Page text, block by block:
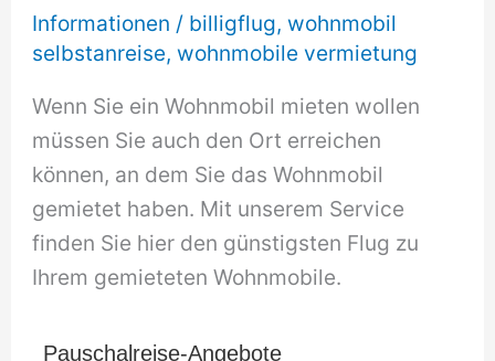
Informationen / billigflug,wohnmobil
selbstanreise,wohnmobile vermietung
Wenn Sie ein Wohnmobil mieten wollen
müssen Sie auch den Ort erreichen
können, an dem Sie das Wohnmobil
gemietet haben. Mit unserem Service
finden Sie hier den günstigsten Flug zu
Ihrem gemieteten Wohnmobile.